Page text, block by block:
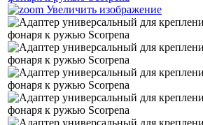
Увеличить изображение